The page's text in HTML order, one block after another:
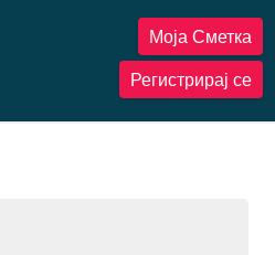
Моја Сметка
Регистрирај се